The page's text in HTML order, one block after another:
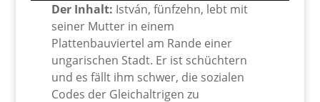
Der Inhalt: István, fünfzehn, lebt mit
seiner Mutter in einem
Plattenbauviertel am Rande einer
ungarischen Stadt. Er ist schüchtern
und es fällt ihm schwer, die sozialen
Codes der Gleichaltrigen zu